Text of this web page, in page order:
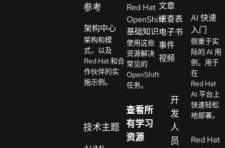
参考
架构中心
架构和模
式，以及
Red Hat 和合
作伙伴的实
施示例。
技术主题
Red Hat
OpenShift
基础知识
使用这些
资源解决
常见的
OpenShift
任务。
查看所
有学习
资源
文章
速查表
电子书
事件
视频
开
发
人
员
AI 快速
入门
侧重于实
际的 AI 用
例，用于
在
Red Hat
AI 平台上
快速轻松
地部署。
Red Hat